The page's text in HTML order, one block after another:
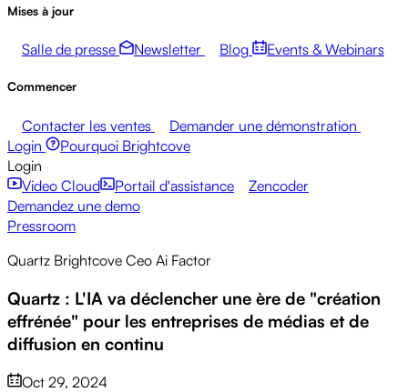
Mises à jour
Salle de presse Newsletter Blog Events & Webinars
Commencer
Contacter les ventes
Demander une démonstration
Login
Pourquoi Brightcove
Login
Video Cloud
Portail d'assistance
Zencoder
Demandez une demo
Pressroom
Quartz Brightcove Ceo Ai Factor
Quartz : L'IA va déclencher une ère de "création
effrénée" pour les entreprises de médias et de
diffusion en continu
Oct 29, 2024